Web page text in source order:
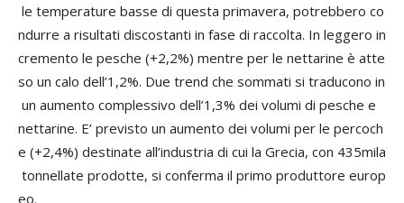
le temperature basse di questa primavera, potrebbero co
ndurre a risultati discostanti in fase di raccolta. In leggero in
cremento le pesche (+2,2%) mentre per le nettarine è atte
so un calo dell’1,2%. Due trend che sommati si traducono in
un aumento complessivo dell’1,3% dei volumi di pesche e
nettarine. E’ previsto un aumento dei volumi per le percoch
e (+2,4%) destinate all’industria di cui la Grecia, con 435mila
tonnellate prodotte, si conferma il primo produttore europ
eo.